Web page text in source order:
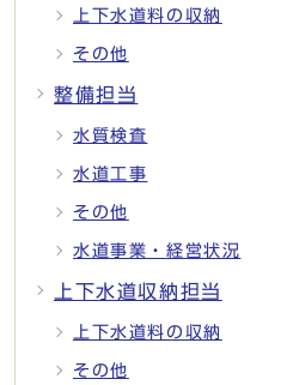
上下水道料の収納
その他
整備担当
水質検査
水道工事
その他
水道事業・経営状況
上下水道収納担当
上下水道料の収納
その他